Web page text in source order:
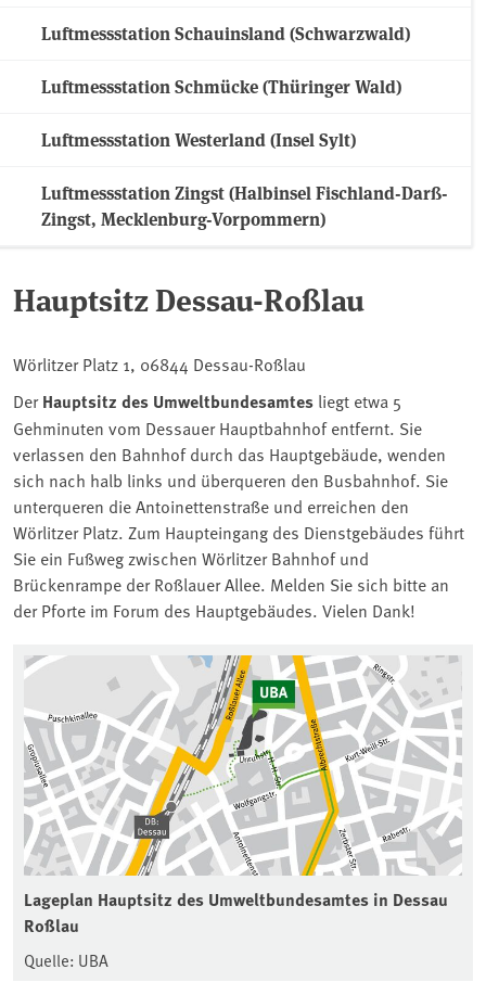
Luftmessstation Schauinsland (Schwarzwald)
Luftmessstation Schmücke (Thüringer Wald)
Luftmessstation Westerland (Insel Sylt)
Luftmessstation Zingst (Halbinsel Fischland-Darß-
Zingst, Mecklenburg-Vorpommern)
Hauptsitz Dessau-Roßlau
Wörlitzer Platz 1, 06844 Dessau-Roßlau
DerHauptsitz des Umweltbundesamtes liegt etwa 5
Gehminuten vom Dessauer Hauptbahnhof entfernt. Sie
verlassen den Bahnhof durch das Hauptgebäude, wenden
sich nach halb links und überqueren den Busbahnhof. Sie
unterqueren die Antoinettenstraße und erreichen den
Wörlitzer Platz. Zum Haupteingang des Dienstgebäudes führt
Sie ein Fußweg zwischen Wörlitzer Bahnhof und
Brückenrampe der Roßlauer Allee. Melden Sie sich bitte an
der Pforte im Forum des Hauptgebäudes. Vielen Dank!
Lageplan Hauptsitz des Umweltbundesamtes in Dessau
Roßlau
Quelle: UBA